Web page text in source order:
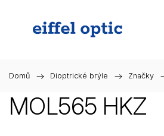
Domů / Dioptrické brýle / Značky /
MOL565 HKZ